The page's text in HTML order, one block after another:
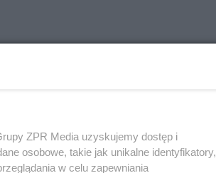
ZPR Media uzyskujemy dostęp i
osobowe, takie jak unikalne identyfikatory,
w celu zapewniania